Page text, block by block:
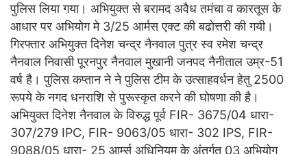
पुलिस लिया गया। अभियुक्त से बरामद अवैध तमंचा व कारतूस के
आधार पर अभियोग मे 3/25 आर्मस एक्ट की बढोत्तरी की गयी।
गिरफ्तार अभियुक्त दिनेश चन्द्र नैनवाल पुत्र स्व रमेश चन्द्र
नैनवाल निवासी पूरनपुर नैनवाल मुखानी जनपद नैनीताल उम्र-51
वर्ष है। पुलिस कप्तान ने ने पुलिस टीम के उत्साहवर्धन हेतु 2500
रूपये के नगद धनराशि से पुरूस्कृत करने की घोषणा की है।
अभियुक्त दिनेश नैनवाल के विरुद्ध पूर्व FIR- 3675/04 धारा-
307/279 IPC, FIR- 9063/05 धारा- 302 IPS, FIR-
9088/05 धारा- 25 आर्म्स अधिनियम के अंतर्गत 03 अभियोग